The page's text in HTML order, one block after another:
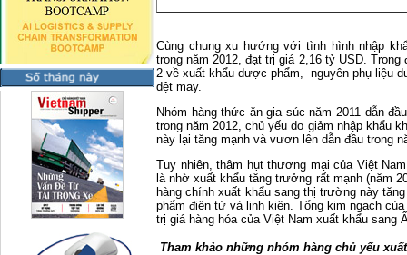
Cùng chung xu hướng với tình hình nhập
trong năm 2012, đạt trị giá 2,16 tỷ USD.
2 về xuất khẩu dược phẩm, nguyên phụ liệu
dệt may.
Nhóm hàng thức ăn gia súc năm 2011 dẫn
trong năm 2012, chủ yếu do giảm nhập khẩu
này lại tăng mạnh và vươn lên dẫn đầu trong
Tuy nhiên, thâm hụt thương mại của Việt
là nhờ xuất khẩu tăng trưởng rất mạnh (năm
hàng chính xuất khẩu sang thị trường này
phẩm điện tử và linh kiện. Tổng kim ngạch
trị giá hàng hóa của Việt Nam xuất khẩu sang
Tham khảo những nhóm hàng chủ yếu